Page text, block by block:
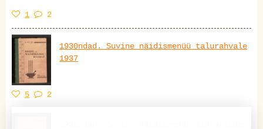
1 2
1930ndad. Suvine näidismenüü talurahvale
1937
5 2